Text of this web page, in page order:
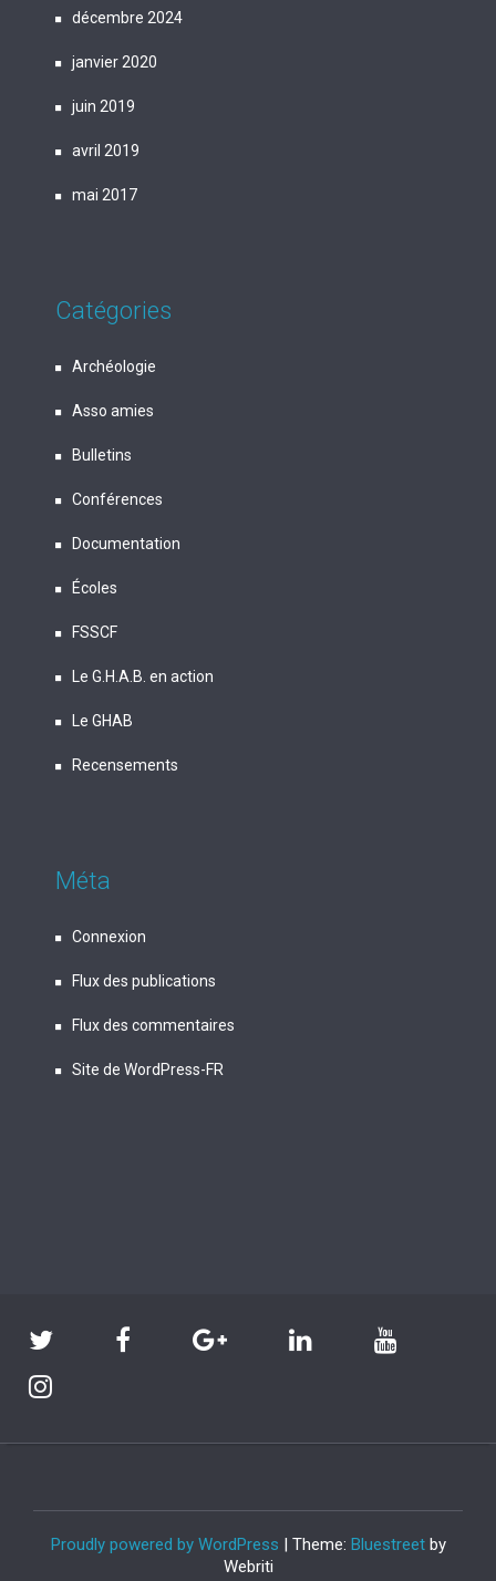
décembre 2024
janvier 2020
juin 2019
avril 2019
mai 2017
Catégories
Archéologie
Asso amies
Bulletins
Conférences
Documentation
Écoles
FSSCF
Le G.H.A.B. en action
Le GHAB
Recensements
Méta
Connexion
Flux des publications
Flux des commentaires
Site de WordPress-FR
Proudly powered by WordPress | Theme: Bluestreetby
Webriti